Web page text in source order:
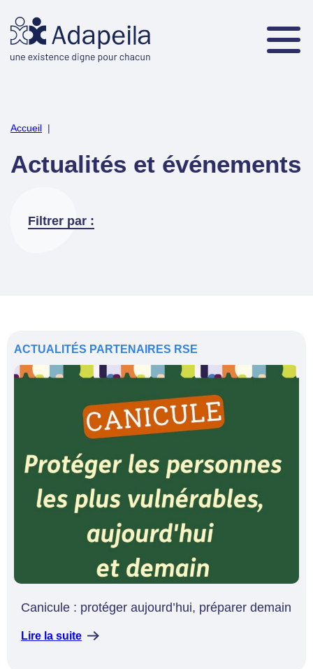
Accueil |
Actualités et événements
Filtrer par :
ACTUALITÉS PARTENAIRES RSE
Canicule : protéger aujourd’hui, préparer demain
Lire la suite